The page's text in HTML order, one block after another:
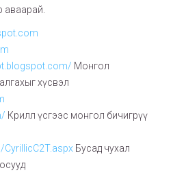
аваарай.
Монгол
хүсвэл
Крилл үсгээс монгол бичигрүү
Бусад чухал